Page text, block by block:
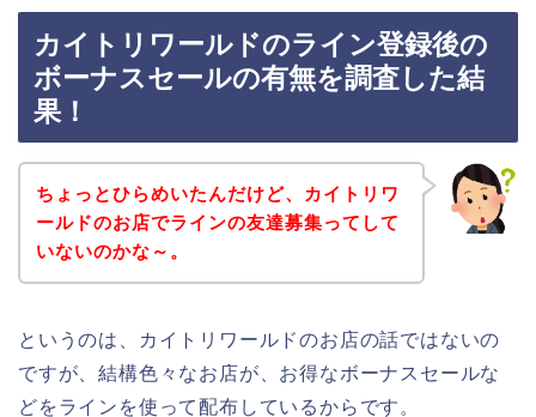
カイトリワールドのライン登録後の
ボーナスセールの有無を調査した結
果！
ちょっとひらめいたんだけど、カイトリワ
ールドのお店でラインの友達募集ってして
いないのかな～。
というのは、カイトリワールドのお店の話ではないの
ですが、結構色々なお店が、お得なボーナスセールな
どをラインを使って配布しているからです。